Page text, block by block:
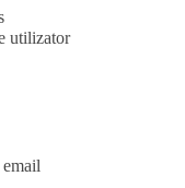
utilizator
email